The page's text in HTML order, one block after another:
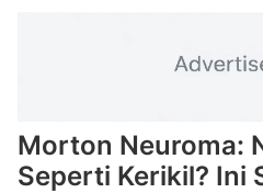
Morton Neuroma:
Seperti Kerikil? Ini